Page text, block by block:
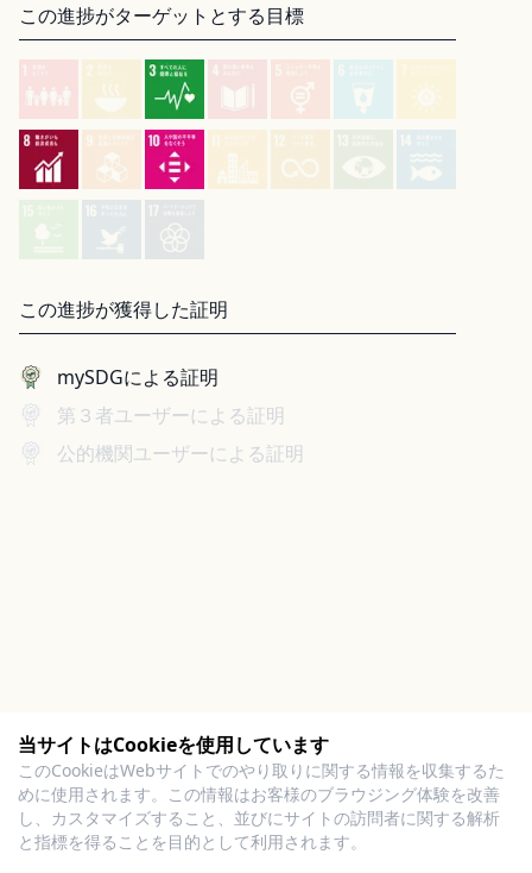
当サイトはCookieを使用しています
このCookieはWebサイトでのやり取りに関する情報を収集するた
めに使用されます。この情報はお客様のブラウジング体験を改善
し、カスタマイズすること、並びにサイトの訪問者に関する解析
と指標を得ることを目的として利用されます。
この進捗がターゲットとする目標
この進捗が獲得した証明
mySDGによる証明
第３者ユーザーによる証明
公的機関ユーザーによる証明